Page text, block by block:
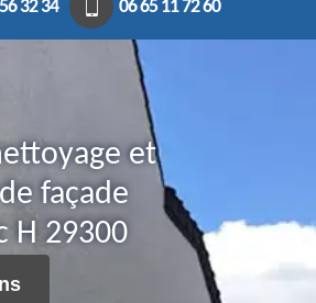
32 34 06 65 11 72 60
et
façade
H 29300